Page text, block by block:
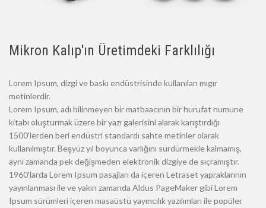
Mikron Kalıp'ın Üretimdeki Farklılığı
Lorem Ipsum, dizgi ve baskı endüstrisinde kullanılan mıgır
metinlerdir.
Lorem Ipsum, adı bilinmeyen bir matbaacının bir hurufat numune
kitabı oluşturmak üzere bir yazı galerisini alarak karıştırdığı
1500'lerden beri endüstri standardı sahte metinler olarak
kullanılmıştır. Beşyüz yıl boyunca varlığını sürdürmekle kalmamış,
aynı zamanda pek değişmeden elektronik dizgiye de sıçramıştır.
1960'larda Lorem Ipsum pasajları da içeren Letraset yapraklarının
yayınlanması ile ve yakın zamanda Aldus PageMaker gibi Lorem
Ipsum sürümleri içeren masaüstü yayıncılık yazılımları ile popüler